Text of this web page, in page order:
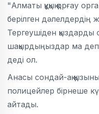
"Алматы құқық қорғау
берілген дәлелдердің
Тергеушіден қыздарды
шақырдыңыздар ма
деді ол.
Анасы сондай-ақ
полицейлер бірнеше
айтады.